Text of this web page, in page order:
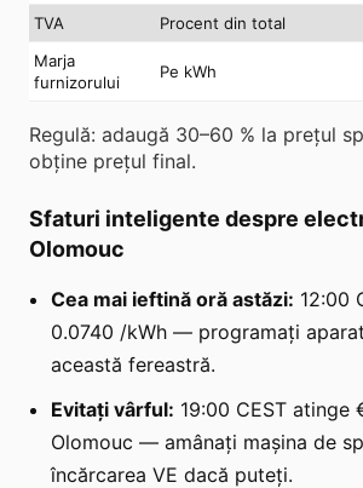
TVA
Procent din total
Marja
furnizorului
Pe kWh
Regulă: adaugă 30–60 % la prețul
obține prețul final.
Sfaturi inteligente despre
Olomouc
Cea mai ieftină oră astăzi: 12:00
0.0740 /kWh — programați
această fereastră.
Evitați vârful: 19:00 CEST atinge
Olomouc — amânați mașina de
încărcarea VE dacă puteți.